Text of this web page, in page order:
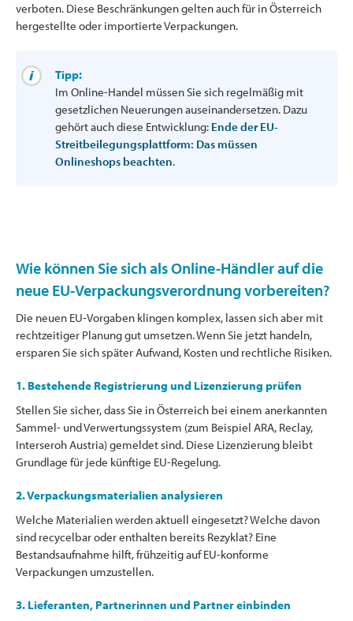
verboten. Diese Beschränkungen gelten auch für in Österreich
hergestellte oder importierte Verpackungen.
Tipp:
Im Online-Handel müssen Sie sich regelmäßig mit
gesetzlichen Neuerungen auseinandersetzen. Dazu
gehört auch diese Entwicklung: Ende der EU-
Streitbeilegungsplattform: Das müssen
Onlineshops beachten.
Wie können Sie sich als Online-Händler auf die
neue EU-Verpackungsverordnung vorbereiten?
Die neuen EU-Vorgaben klingen komplex, lassen sich aber mit
rechtzeitiger Planung gut umsetzen. Wenn Sie jetzt handeln,
ersparen Sie sich später Aufwand, Kosten und rechtliche Risiken.
1. Bestehende Registrierung und Lizenzierung prüfen
Stellen Sie sicher, dass Sie in Österreich bei einem anerkannten
Sammel- und Verwertungssystem (zum Beispiel ARA, Reclay,
Interseroh Austria) gemeldet sind. Diese Lizenzierung bleibt
Grundlage für jede künftige EU-Regelung.
2. Verpackungsmaterialien analysieren
Welche Materialien werden aktuell eingesetzt? Welche davon
sind recycelbar oder enthalten bereits Rezyklat? Eine
Bestandsaufnahme hilft, frühzeitig auf EU-konforme
Verpackungen umzustellen.
3. Lieferanten, Partnerinnen und Partner einbinden